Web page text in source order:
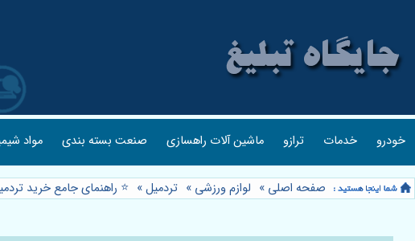
خودرو خدمات ترازو ماشین آلات راهسازی صنعت بسته بندی مواد
صفحه اصلی » لوازم ورزشی » تردمیل» ⭐️ راهنمای جامع خرید